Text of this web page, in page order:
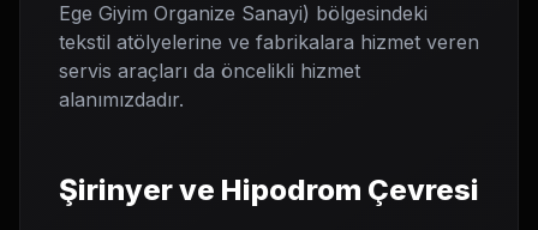
Ege Giyim Organize Sanayi) bölgesindeki
tekstil atölyelerine ve fabrikalara hizmet veren
servis araçları da öncelikli hizmet
alanımızdadır.
Şirinyer ve Hipodrom Çevresi